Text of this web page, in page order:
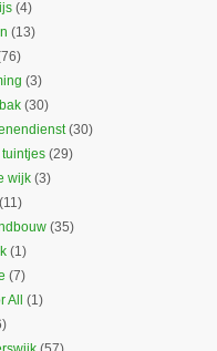
(4)
(13)
(3)
(30)
(30)
tuintjes(29)
wijk(3)
(35)
(1)
(7)
All
(1)